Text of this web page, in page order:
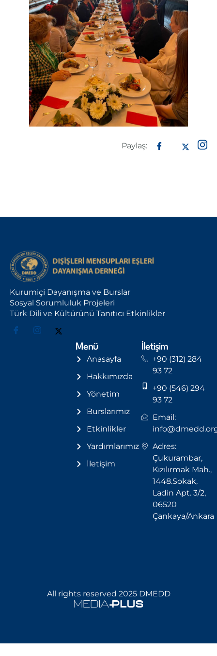
Paylaş:
Kurumiçi Dayanışma ve Burslar
Sosyal Sorumluluk Projeleri
Türk Dili ve Kültürünü Tanıtıcı Etkinlikler
Menü
Anasayfa
Hakkımızda
Yönetim
Burslarımız
Etkinlikler
Yardımlarımız
İletişim
İletişim
+90 (312) 284
93 72
+90 (546) 294
93 72
Email:
Adres:
Çukurambar,
Kızılırmak Mah.,
1448.Sokak,
Ladin Apt. 3/2,
06520
Çankaya/Ankara
All rights reserved 2025 DMEDD